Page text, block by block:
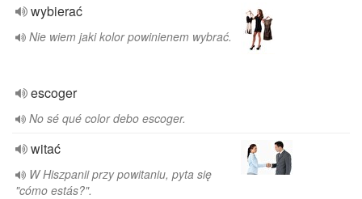
wybierać
Nie wiem jaki kolor powinienem wybrać.
escoger
No sé qué color debo escoger.
witać
W Hiszpanii przy powitaniu, pyta się
"cómo estás?".